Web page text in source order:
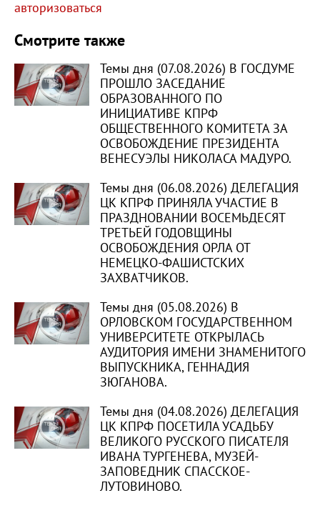
авторизоваться
Смотрите также
Темы дня (07.08.2026) В ГОСДУМЕ
ПРОШЛО ЗАСЕДАНИЕ
ОБРАЗОВАННОГО ПО
ИНИЦИАТИВЕ КПРФ
ОБЩЕСТВЕННОГО КОМИТЕТА ЗА
ОСВОБОЖДЕНИЕ ПРЕЗИДЕНТА
ВЕНЕСУЭЛЫ НИКОЛАСА МАДУРО.
Темы дня (06.08.2026) ДЕЛЕГАЦИЯ
ЦК КПРФ ПРИНЯЛА УЧАСТИЕ В
ПРАЗДНОВАНИИ ВОСЕМЬДЕСЯТ
ТРЕТЬЕЙ ГОДОВЩИНЫ
ОСВОБОЖДЕНИЯ ОРЛА ОТ
НЕМЕЦКО-ФАШИСТСКИХ
ЗАХВАТЧИКОВ.
Темы дня (05.08.2026) В
ОРЛОВСКОМ ГОСУДАРСТВЕННОМ
УНИВЕРСИТЕТЕ ОТКРЫЛАСЬ
АУДИТОРИЯ ИМЕНИ ЗНАМЕНИТОГО
ВЫПУСКНИКА, ГЕННАДИЯ
ЗЮГАНОВА.
Темы дня (04.08.2026) ДЕЛЕГАЦИЯ
ЦК КПРФ ПОСЕТИЛА УСАДЬБУ
ВЕЛИКОГО РУССКОГО ПИСАТЕЛЯ
ИВАНА ТУРГЕНЕВА, МУЗЕЙ-
ЗАПОВЕДНИК СПАССКОЕ-
ЛУТОВИНОВО.